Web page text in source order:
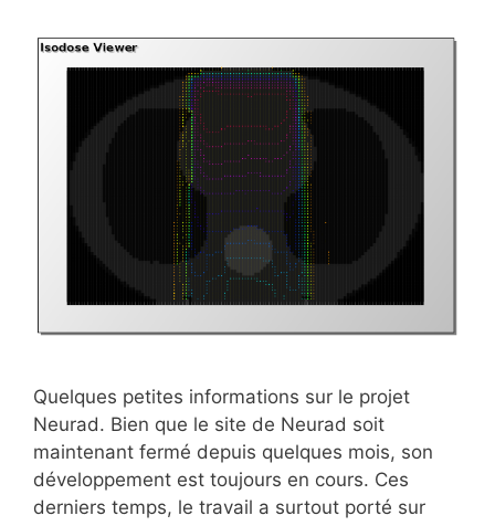
Quelques petites informations sur le projet
Neurad. Bien que le site de Neurad soit
maintenant fermé depuis quelques mois, son
développement est toujours en cours. Ces
derniers temps, le travail a surtout porté sur